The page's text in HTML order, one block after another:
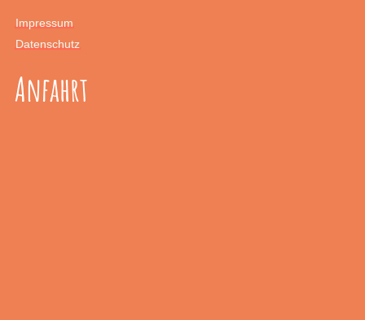
Impressum
Datenschutz
Anfahrt